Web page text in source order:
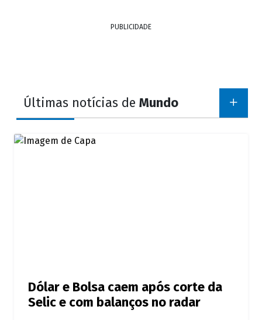
PUBLICIDADE
Últimas notícias de Mundo
Dólar e Bolsa caem após corte da
Selic e com balanços no radar